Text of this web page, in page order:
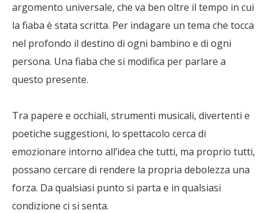
argomento universale, che va ben oltre il tempo in cui
la fiaba è stata scritta. Per indagare un tema che tocca
nel profondo il destino di ogni bambino e di ogni
persona. Una fiaba che si modifica per parlare a
questo presente.
Tra papere e occhiali, strumenti musicali, divertenti e
poetiche suggestioni, lo spettacolo cerca di
emozionare intorno all’idea che tutti, ma proprio tutti,
possano cercare di rendere la propria debolezza una
forza. Da qualsiasi punto si parta e in qualsiasi
condizione ci si senta.